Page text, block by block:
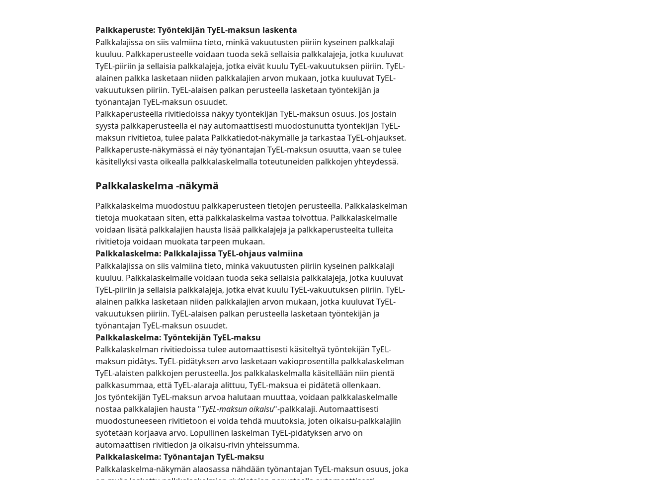
Palkkaperuste: Työntekijän TyEL-maksun laskenta
Palkkalajissa on siis valmiina tieto, minkä vakuutusten piiriin kyseinen palkkalaji
kuuluu. Palkkaperusteelle voidaan tuoda sekä sellaisia palkkalajeja, jotka kuuluvat
TyEL-piiriin ja sellaisia palkkalajeja, jotka eivät kuulu TyEL-vakuutuksen piiriin. TyEL-
alainen palkka lasketaan niiden palkkalajien arvon mukaan, jotka kuuluvat TyEL-
vakuutuksen piiriin. TyEL-alaisen palkan perusteella lasketaan työntekijän ja
työnantajan TyEL-maksun osuudet.
Palkkaperusteella rivitiedoissa näkyy työntekijän TyEL-maksun osuus. Jos jostain
syystä palkkaperusteella ei näy automaattisesti muodostunutta työntekijän TyEL-
maksun rivitietoa, tulee palata Palkkatiedot-näkymälle ja tarkastaa TyEL-ohjaukset.
Palkkaperuste-näkymässä ei näy työnantajan TyEL-maksun osuutta, vaan se tulee
käsitellyksi vasta oikealla palkkalaskelmalla toteutuneiden palkkojen yhteydessä.
Palkkalaskelma -näkymä
Palkkalaskelma muodostuu palkkaperusteen tietojen perusteella. Palkkalaskelman
tietoja muokataan siten, että palkkalaskelma vastaa toivottua. Palkkalaskelmalle
voidaan lisätä palkkalajien hausta lisää palkkalajeja ja palkkaperusteelta tulleita
rivitietoja voidaan muokata tarpeen mukaan.
Palkkalaskelma: Palkkalajissa TyEL-ohjaus valmiina
Palkkalajissa on siis valmiina tieto, minkä vakuutusten piiriin kyseinen palkkalaji
kuuluu. Palkkalaskelmalle voidaan tuoda sekä sellaisia palkkalajeja, jotka kuuluvat
TyEL-piiriin ja sellaisia palkkalajeja, jotka eivät kuulu TyEL-vakuutuksen piiriin. TyEL-
alainen palkka lasketaan niiden palkkalajien arvon mukaan, jotka kuuluvat TyEL-
vakuutuksen piiriin. TyEL-alaisen palkan perusteella lasketaan työntekijän ja
työnantajan TyEL-maksun osuudet.
Palkkalaskelma: Työntekijän TyEL-maksu
Palkkalaskelman rivitiedoissa tulee automaattisesti käsiteltyä työntekijän TyEL-
maksun pidätys. TyEL-pidätyksen arvo lasketaan vakioprosentilla palkkalaskelman
TyEL-alaisten palkkojen perusteella. Jos palkkalaskelmalla käsitellään niin pientä
palkkasummaa, että TyEL-alaraja alittuu, TyEL-maksua ei pidätetä ollenkaan.
Jos työntekijän TyEL-maksun arvoa halutaan muuttaa, voidaan palkkalaskelmalle
nostaa palkkalajien hausta "TyEL-maksun oikaisu"-palkkalaji. Automaattisesti
muodostuneeseen rivitietoon ei voida tehdä muutoksia, joten oikaisu-palkkalajiin
syötetään korjaava arvo. Lopullinen laskelman TyEL-pidätyksen arvo on
automaattisen rivitiedon ja oikaisu-rivin yhteissumma.
Palkkalaskelma: Työnantajan TyEL-maksu
Palkkalaskelma-näkymän alaosassa nähdään työnantajan TyEL-maksun osuus, joka